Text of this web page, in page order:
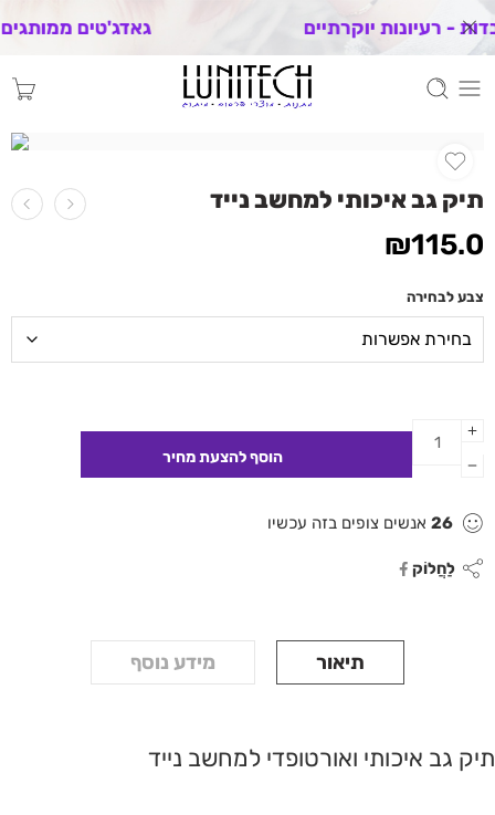
גאדג'טים ממותגים אפקטיביים לעסקים
תיק גב איכותי למחשב נייד
₪115.0
צבע לבחירה
26 אנשים צופים בזה עכשיו
לַחֲלוֹק
תיאור מידע נוסף
תיק גב איכותי ואורטופדי למחשב נייד